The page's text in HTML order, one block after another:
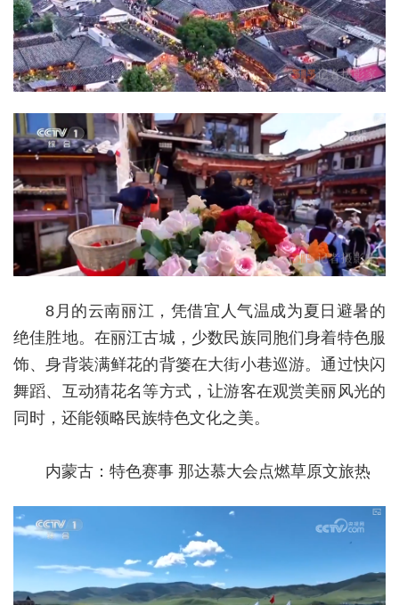
8月的云南丽江，凭借宜人气温成为夏日避暑的
绝佳胜地。在丽江古城，少数民族同胞们身着特色服
饰、身背装满鲜花的背篓在大街小巷巡游。通过快闪
舞蹈、互动猜花名等方式，让游客在观赏美丽风光的
同时，还能领略民族特色文化之美。
内蒙古：特色赛事 那达慕大会点燃草原文旅热